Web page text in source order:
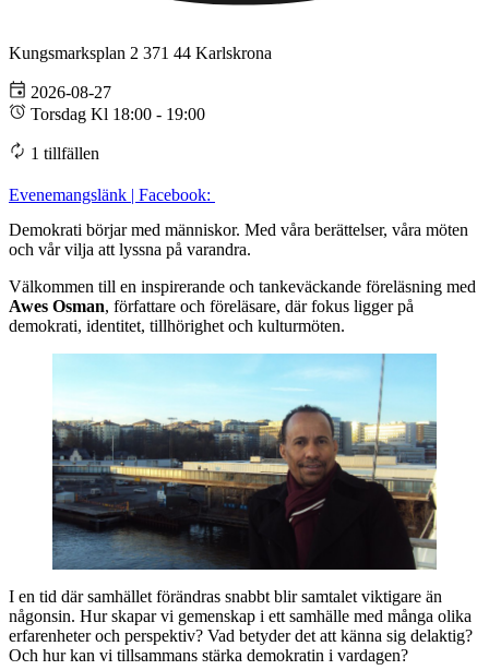
Kungsmarksplan 2 371 44 Karlskrona
2026-08-27
Torsdag Kl 18:00 - 19:00
1 tillfällen
Evenemangslänk | Facebook:
Demokrati börjar med människor. Med våra berättelser, våra möten
och vår vilja att lyssna på varandra.
Välkommen till en inspirerande och tankeväckande föreläsning med
Awes Osman, författare och föreläsare, där fokus ligger på
demokrati, identitet, tillhörighet och kulturmöten.
I en tid där samhället förändras snabbt blir samtalet viktigare än
någonsin. Hur skapar vi gemenskap i ett samhälle med många olika
erfarenheter och perspektiv? Vad betyder det att känna sig delaktig?
Och hur kan vi tillsammans stärka demokratin i vardagen?